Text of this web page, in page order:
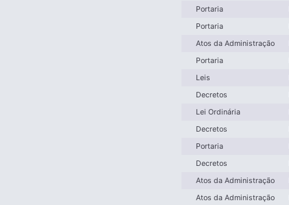
Portaria
Portaria
Atos da Administração
Portaria
Leis
Decretos
Lei Ordinária
Decretos
Portaria
Decretos
Atos da Administração
Atos da Administração